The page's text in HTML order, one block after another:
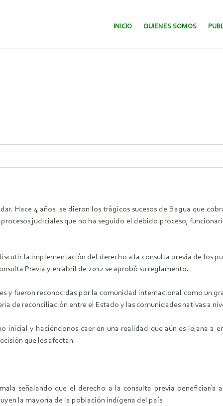
SALTAR AL CONTENIDO.
INICIO QUIENES SOMOS
Hace 4 años se dieron los trágicos sucesos de Bagua que
judiciales que no ha seguido el debido proceso,
la implementación del derecho a la consulta previa de los
Previa y en abril de 2012 se aprobó su reglamento.
y fueron reconocidas por la comunidad internacional como un
de reconciliación entre el Estado y las comunidades nativas a
inicial y haciéndonos caer en una realidad que aún es lejana a
que les afectan.
señalando que el derecho a la consulta previa beneficiaría
la mayoría de la población indígena del país.